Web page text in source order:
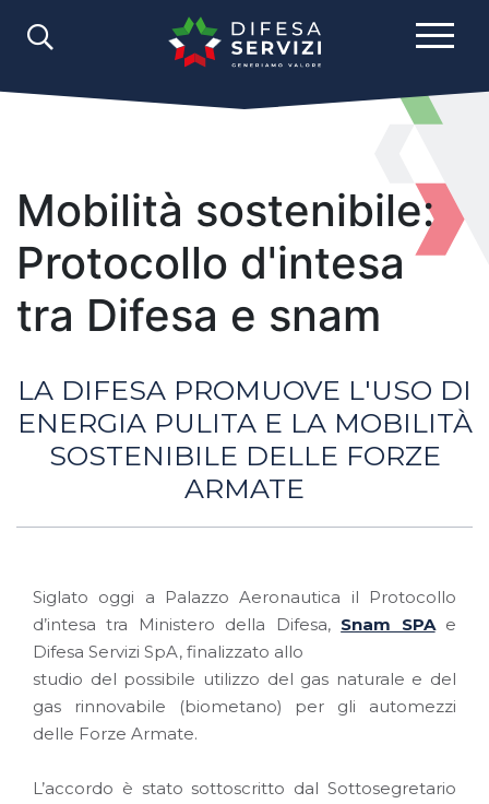
Mobilità sostenibile:
Protocollo d'intesa
tra Difesa e snam
LA DIFESA PROMUOVE L'USO DI
ENERGIA PULITA E LA MOBILITÀ
SOSTENIBILE DELLE FORZE
ARMATE
Siglato oggi a Palazzo Aeronautica il Protocollo
d’intesa tra Ministero della Difesa, Snam SPAe
Difesa Servizi SpA, finalizzato allo
studio del possibile utilizzo del gas naturale e del
gas rinnovabile (biometano) per gli automezzi
delle Forze Armate.
L’accordo è stato sottoscritto dal Sottosegretario